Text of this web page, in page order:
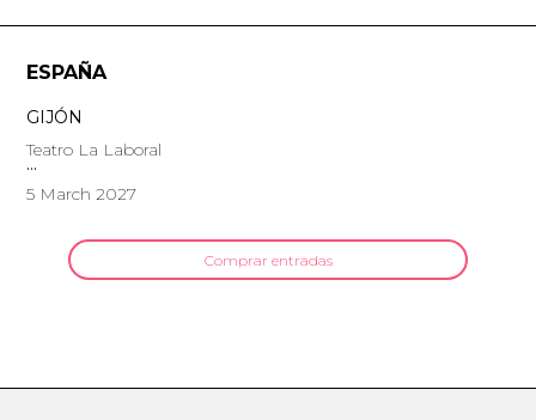
ESPAÑA
GIJÓN
Teatro La Laboral
5 March 2027
Comprar entradas